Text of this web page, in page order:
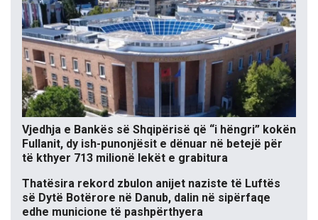
Vjedhja e Bankës së Shqipërisë që “i hëngri” kokën
Fullanit, dy ish-punonjësit e dënuar në betejë për
të kthyer 713 milionë lekët e grabitura
Thatësira rekord zbulon anijet naziste të Luftës
së Dytë Botërore në Danub, dalin në sipërfaqe
edhe municione të pashpërthyera